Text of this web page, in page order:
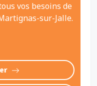
vos besoins de
sur-Jalle.